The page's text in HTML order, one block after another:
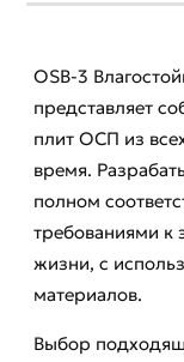
OSB-3
представляет
плит ОСП из
время.
полном
требованиями к
жизни, с
материалов.
Выбор